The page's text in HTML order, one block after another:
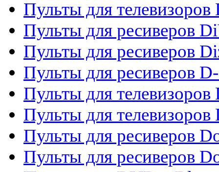
Пульты для телевизоров
Пульты для ресиверов
Пульты для ресиверов
Пульты для ресиверов
Пульты для телевизоров
Пульты для
Пульты для ресиверов
Пульты для ресиверов